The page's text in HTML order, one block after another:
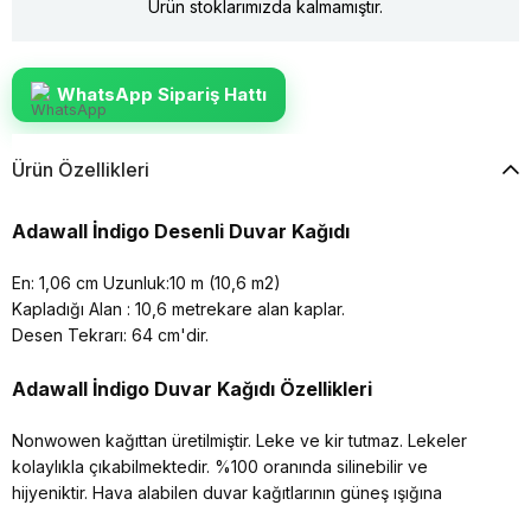
Ürün stoklarımızda kalmamıştır.
WhatsApp Sipariş Hattı
Ürün Özellikleri
Adawall İndigo Desenli Duvar Kağıdı
En: 1,06 cm Uzunluk:10 m (10,6 m2)
Kapladığı Alan : 10,6 metrekare alan kaplar.
Desen Tekrarı: 64 cm'dir.
Adawall İndigo Duvar Kağıdı Özellikleri
Nonwowen kağıttan üretilmiştir. Leke ve kir tutmaz. Lekeler
kolaylıkla çıkabilmektedir. %100 oranında silinebilir ve
hijyeniktir. Hava alabilen duvar kağıtlarının güneş ışığına